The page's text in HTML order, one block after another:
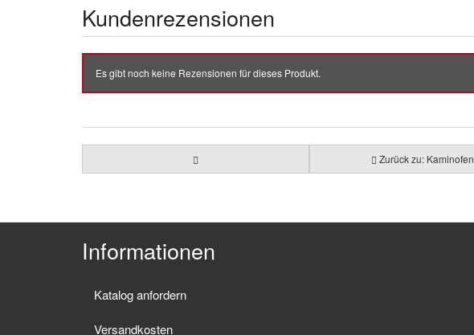
Kundenrezensionen
Es gibt noch keine Rezensionen für dieses Produkt.
Zurück zu: Kaminofen
Informationen
Katalog anfordern
Versandkosten